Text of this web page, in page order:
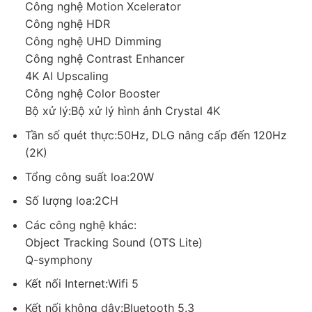
trình thực tế sôi động.
Chế độ Football mang đến trải nghiệm thể thao sống
động tại nhà
Đối với các tín đồ bóng đá, việc sở hữu một chiếc tivi màn hình
lớn như UA75U8500H là một lợi thế tuyệt vời. Samsung đã
trang bị chế độ Football (Bóng đá) chuyên dụng để biến mỗi
này, hệ thống sẽ tự động điều chỉnh thông số hình ảnh để làm
nổi bật sắc xanh của sân cỏ, giúp người xem dễ dàng theo dõi
quỹ đạo của quả bóng và các chuyển động của cầu thủ.
Công nghệ Motion Xcelerator
Công nghệ HDR
Công nghệ UHD Dimming
Công nghệ Contrast Enhancer
4K AI Upscaling
Công nghệ Color Booster
Bộ xử lý:Bộ xử lý hình ảnh Crystal 4K
Tần số quét thực:50Hz, DLG nâng cấp đến 120Hz
(2K)
Tổng công suất loa:20W
Số lượng loa:2CH
Các công nghệ khác:
Object Tracking Sound (OTS Lite)
Q-symphony
Kết nối Internet:Wifi 5
Kết nối không dây:Bluetooth 5.3